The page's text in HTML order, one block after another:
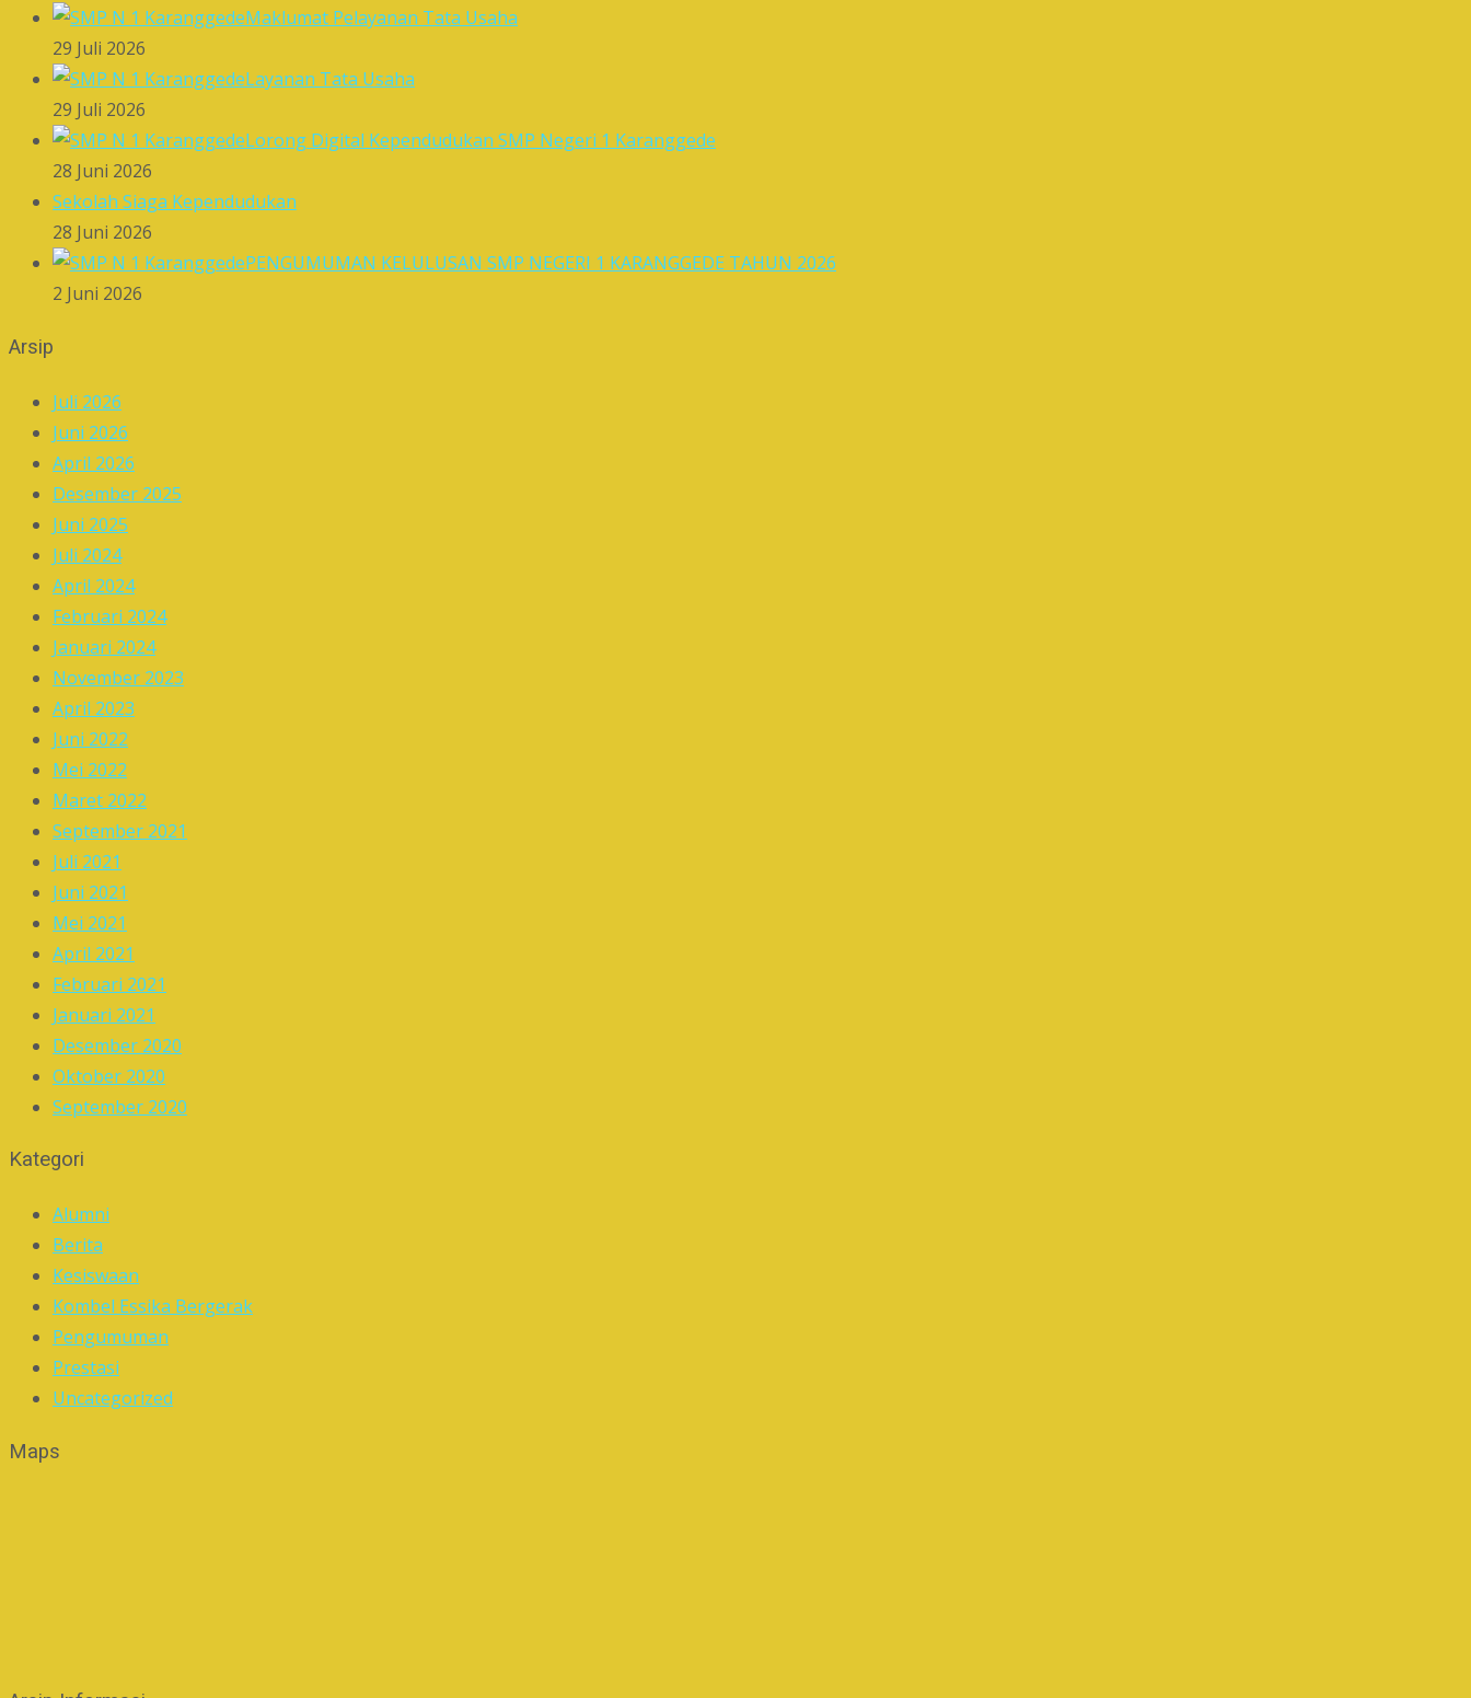
Maklumat Pelayanan Tata Usaha
29 Juli 2026
Layanan Tata Usaha
29 Juli 2026
Lorong Digital Kependudukan SMP Negeri 1 Karanggede
28 Juni 2026
Sekolah Siaga Kependudukan
28 Juni 2026
PENGUMUMAN KELULUSAN SMP NEGERI 1 KARANGGEDE TAHUN 2026
2 Juni 2026
Arsip
Juli 2026
Juni 2026
April 2026
Desember 2025
Juni 2025
Juli 2024
April 2024
Februari 2024
Januari 2024
November 2023
April 2023
Juni 2022
Mei 2022
Maret 2022
September 2021
Juli 2021
Juni 2021
Mei 2021
April 2021
Februari 2021
Januari 2021
Desember 2020
Oktober 2020
September 2020
Kategori
Alumni
Berita
Kesiswaan
Kombel Essika Bergerak
Pengumuman
Prestasi
Uncategorized
Maps